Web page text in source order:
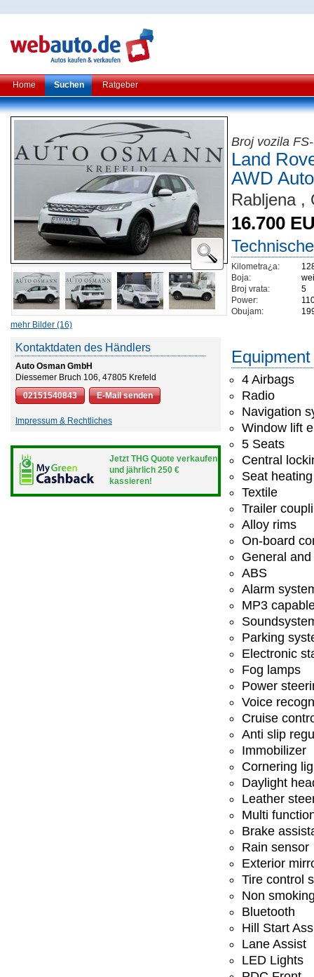
Home Suchen Ratgeber
mehr Bilder (16)
Kontaktdaten des Händlers
Auto Osman GmbH
Diessemer Bruch 106, 47805 Krefeld
02151540843
E-Mail senden
Impressum & Rechtliches
Jetzt THG Quote verkaufen
und jährlich 250 €
kassieren!
Broj vozila
Land
AWD
Rabljena ,
16.700
Kilometra¿a:
Boja:
Broj vrata:
5
Power:
Obujam:
Equipment
4 Airbags
Radio
Navigation
Window lift
5 Seats
Central
Seat heating
Textile
Trailer
Alloy rims
On-board
General
ABS
Alarm
MP3
Parking
Electronic
Fog lamps
Power
Voice
Cruise
Anti slip
Immobilizer
Cornering
Daylight
Leather
Multi
Brake
Rain sensor
Exterior
Tire control
Non
Bluetooth
Hill Start
Lane Assist
LED Lights